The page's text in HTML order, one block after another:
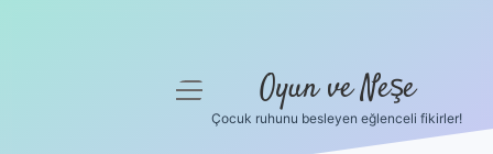
menüyü
Oyun ve Neşe
Çocuk ruhunu besleyen eğlenceli fikirler!